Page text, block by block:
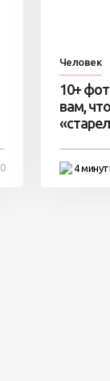
0
Человек
10+
вам,
4